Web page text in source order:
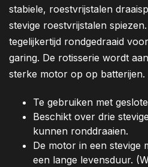
stabiele, roestvrijstalen
stevige roestvrijstalen
tegelijkertijd rondgedraaid
garing. De rotisserie wordt
sterke motor op op batterijen.
Te gebruiken met
Beschikt over drie
kunnen ronddraaien.
De motor in een stevige
een lange levensduur.